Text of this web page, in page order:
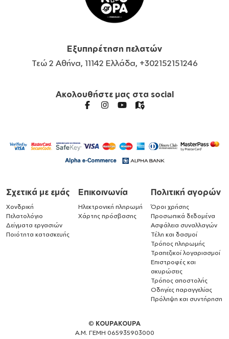
Εξυπηρέτηση πελατών
Τεώ 2 Αθήνα, 11142 Ελλάδα, +302152151246
Ακολουθήστε μας στα social
Σχετικά με εμάς
Χονδρική
Πελατολόγιο
Δείγματα εργασιών
Ποιότητα κατασκευής
Επικοινωνία
Ηλεκτρονική πληρωμή
Χάρτης πρόσβασης
Πολιτική αγορών
Όροι χρήσης
Προσωπικά δεδομένα
Ασφάλεια συναλλαγών
Τέλη και δασμοί
Τρόπος πληρωμής
Τραπεζικοί λογαριασμοί
Επιστροφές και
ακυρώσεις
Τρόπος αποστολής
Οδηγίες παραγγελίας
Πρόληψη και συντήρηση
© KOUPAKOUPA
Α.Μ. ΓΕΜΗ 065935903000